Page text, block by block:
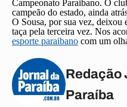
Campeonato Paraibano. O
campeão do estado, ainda
O Sousa, por sua vez, deixou
taça pela terceira vez. Nos
esporte paraibano com um
Redação
Paraíba